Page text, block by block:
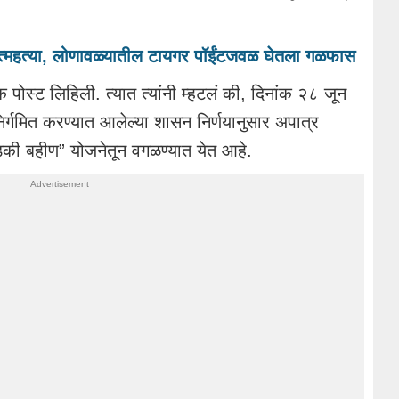
लोणावळ्यातील टायगर पॉईंटजवळ घेतला गळफास
लिहिली. त्यात त्यांनी म्हटलं की, दिनांक २८ जून
करण्यात आलेल्या शासन निर्णयानुसार अपात्र
बहीण” योजनेतून वगळण्यात येत आहे.